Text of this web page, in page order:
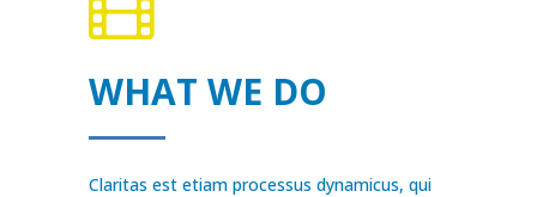
WHAT WE DO
Claritas est etiam processus dynamicus, qui